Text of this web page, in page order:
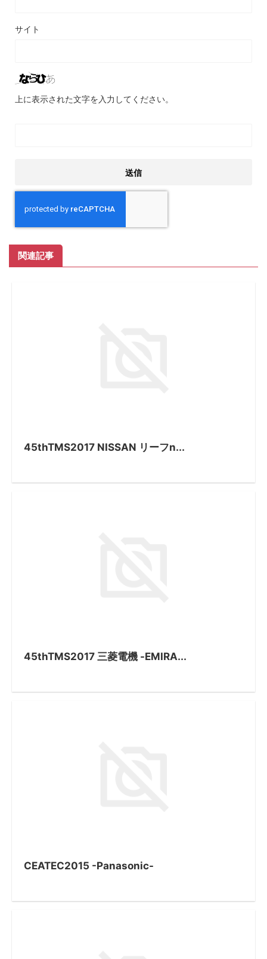
サイト
上に表示された文字を入力してください。
関連記事
45thTMS2017 NISSAN リーフn...
45thTMS2017 三菱電機 -EMIRA...
CEATEC2015 -Panasonic-